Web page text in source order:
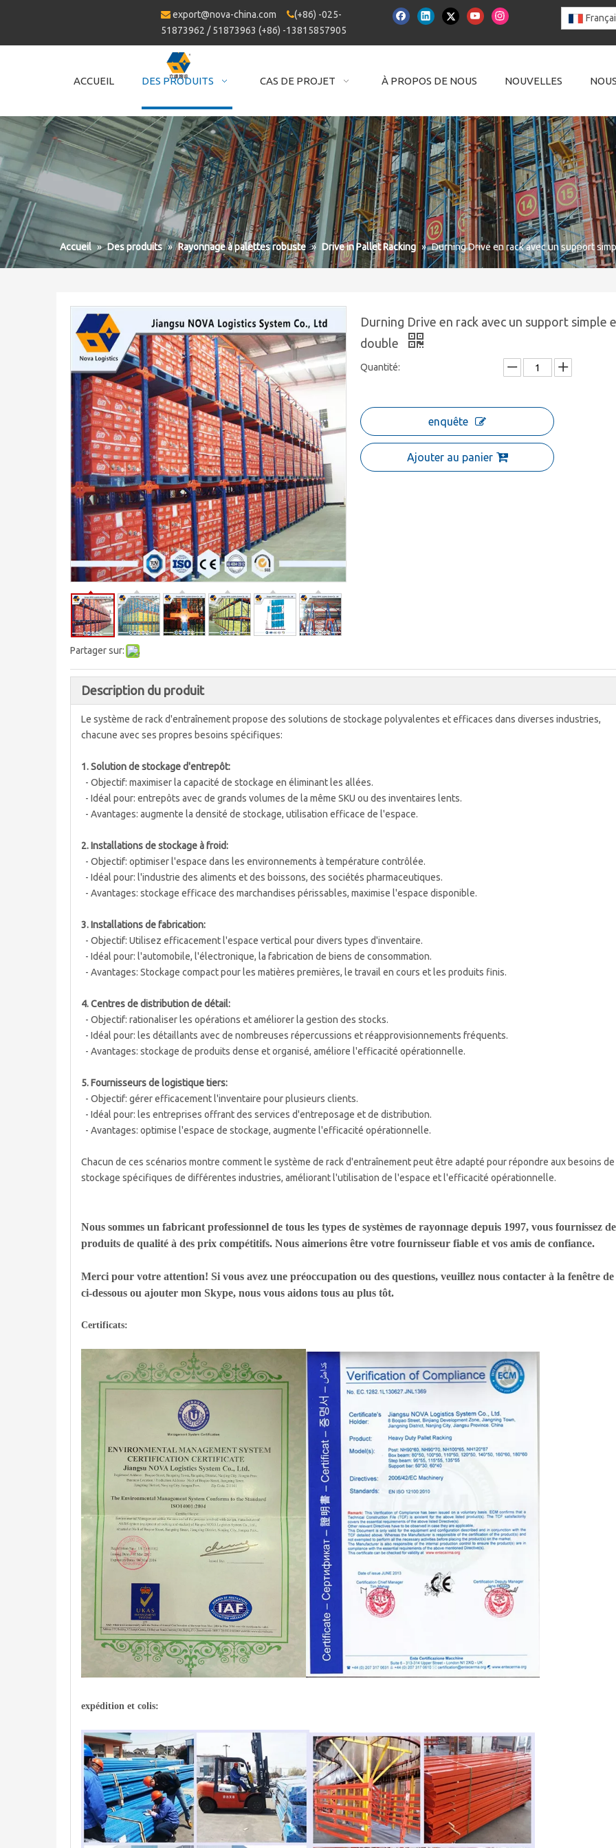
 export@nova-china.com (+86) -025-
51873962 / 51873963 (+86) -13815857905
ACCUEIL DES PRODUITS CAS DE PROJET À PROPOS DE NOUS NOUVELLES
Accueil » Des produits » Rayonnage à palettes robuste » Drive in Pallet Racking » Durning Drive en rack avec un support
Partager sur:
Durning Drive en rack avec un support simple
double
Quantité:
enquête
Ajouter au panier
Description du produit
Le système de rack d'entraînement propose des solutions de stockage polyvalentes et efficaces dans diverses industries,
chacune avec ses propres besoins spécifiques:
1. Solution de stockage d'entrepôt:
- Objectif: maximiser la capacité de stockage en éliminant les allées.
- Idéal pour: entrepôts avec de grands volumes de la même SKU ou des inventaires lents.
- Avantages: augmente la densité de stockage, utilisation efficace de l'espace.
2. Installations de stockage à froid:
- Objectif: optimiser l'espace dans les environnements à température contrôlée.
- Idéal pour: l'industrie des aliments et des boissons, des sociétés pharmaceutiques.
- Avantages: stockage efficace des marchandises périssables, maximise l'espace disponible.
3. Installations de fabrication:
- Objectif: Utilisez efficacement l'espace vertical pour divers types d'inventaire.
- Idéal pour: l'automobile, l'électronique, la fabrication de biens de consommation.
- Avantages: Stockage compact pour les matières premières, le travail en cours et les produits finis.
4. Centres de distribution de détail:
- Objectif: rationaliser les opérations et améliorer la gestion des stocks.
- Idéal pour: les détaillants avec de nombreuses répercussions et réapprovisionnements fréquents.
- Avantages: stockage de produits dense et organisé, améliore l'efficacité opérationnelle.
5. Fournisseurs de logistique tiers:
- Objectif: gérer efficacement l'inventaire pour plusieurs clients.
- Idéal pour: les entreprises offrant des services d'entreposage et de distribution.
- Avantages: optimise l'espace de stockage, augmente l'efficacité opérationnelle.
Chacun de ces scénarios montre comment le système de rack d'entraînement peut être adapté pour répondre aux besoins de
stockage spécifiques de différentes industries, améliorant l'utilisation de l'espace et l'efficacité opérationnelle.
Nous sommes un fabricant professionnel de tous les types de systèmes de rayonnage depuis 1997, vous fournissez
produits de qualité à des prix compétitifs. Nous aimerions être votre fournisseur fiable et vos amis de confiance.
Merci pour votre attention! Si vous avez une préoccupation ou des questions, veuillez nous contacter à la fenêtre
ci-dessous ou ajouter mon Skype, nous vous aidons tous au plus tôt.
Certificats:
expédition et colis: